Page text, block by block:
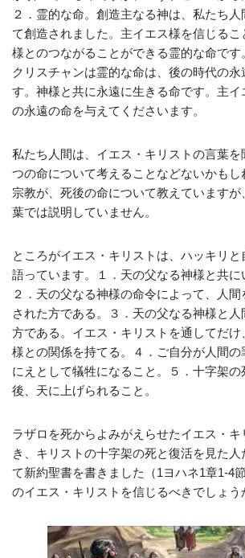
２．霊的な命。創造主なる神は、私たち
て創造されました。主イエス様を信じるこ
様とのつながることができる霊的な命です
クリスチャンは霊的な命は、後の時代の永
す。神様と共に永遠に生きる命です。主イ
の永遠の命を与えてくださいます。
私たち人間は、イエス・キリストの言葉
つの命について考えることなどないかも
宗教が、死後の命について教えています
葉では説明していません。
ところがイエス・キリストは、ハッキリ
語っています。１．天の父なる神様と共に
２．天の父なる神様の命令によって、人
された方である。３．天の父なる神様と人
方である。イエス・キリストを通してだけ
様との関係を持てる。４．ご自分が人間の
にえとして犠牲になること。５．十字架の
後、天に上げられること。
ラザロを死からよみがえらせたイエス・キ
き、キリストの十字架の死と復活を見た人
て新約聖書を書きました（1ヨハネ1章1‐4
のイエス・キリストを信じるべきでしょう